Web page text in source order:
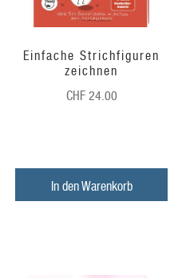
Einfache Strichfiguren
zeichnen
CHF 24.00
In den Warenkorb